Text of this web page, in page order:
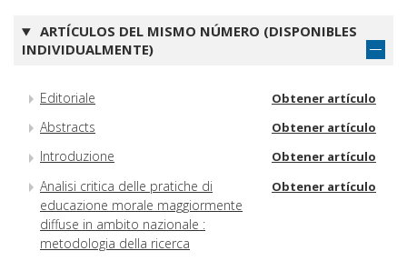
ARTÍCULOS DEL MISMO NÚMERO (DISPONIBLES
INDIVIDUALMENTE)
Editoriale Obtener artículo
Abstracts Obtener artículo
Introduzione Obtener artículo
Analisi critica delle pratiche di
educazione morale maggiormente
diffuse in ambito nazionale :
metodologia della ricerca
Obtener artículo